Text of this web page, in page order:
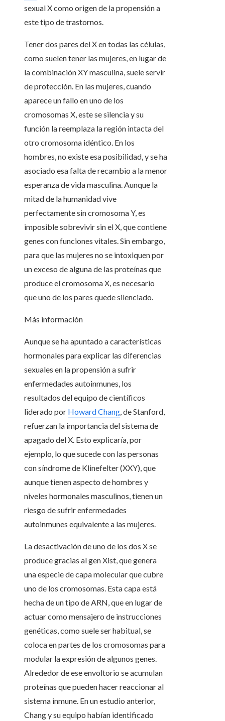
sexual X como origen de la propensión a
este tipo de trastornos.
Tener dos pares del X en todas las células,
como suelen tener las mujeres, en lugar de
la combinación XY masculina, suele servir
de protección. En las mujeres, cuando
aparece un fallo en uno de los
cromosomas X, este se silencia y su
función la reemplaza la región intacta del
otro cromosoma idéntico. En los
hombres, no existe esa posibilidad, y se ha
asociado esa falta de recambio a la menor
esperanza de vida masculina. Aunque la
mitad de la humanidad vive
perfectamente sin cromosoma Y, es
imposible sobrevivir sin el X, que contiene
genes con funciones vitales. Sin embargo,
para que las mujeres no se intoxiquen por
un exceso de alguna de las proteínas que
produce el cromosoma X, es necesario
que uno de los pares quede silenciado.
Más información
Aunque se ha apuntado a características
hormonales para explicar las diferencias
sexuales en la propensión a sufrir
enfermedades autoinmunes, los
resultados del equipo de científicos
liderado por Howard Chang, de Stanford,
refuerzan la importancia del sistema de
apagado del X. Esto explicaría, por
ejemplo, lo que sucede con las personas
con síndrome de Klinefelter (XXY), que
aunque tienen aspecto de hombres y
niveles hormonales masculinos, tienen un
riesgo de sufrir enfermedades
autoinmunes equivalente a las mujeres.
La desactivación de uno de los dos X se
produce gracias al gen Xist, que genera
una especie de capa molecular que cubre
uno de los cromosomas. Esta capa está
hecha de un tipo de ARN, que en lugar de
actuar como mensajero de instrucciones
genéticas, como suele ser habitual, se
coloca en partes de los cromosomas para
modular la expresión de algunos genes.
Alrededor de ese envoltorio se acumulan
proteínas que pueden hacer reaccionar al
sistema inmune. En un estudio anterior,
Chang y su equipo habían identificado